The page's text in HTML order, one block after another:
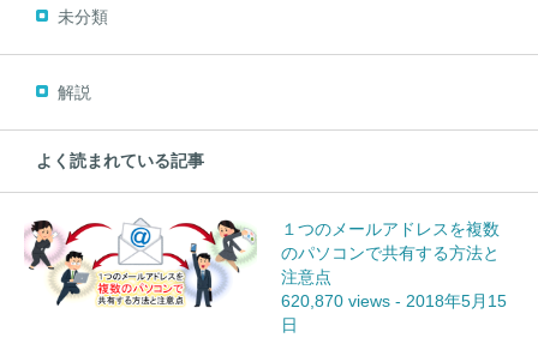
未分類
解説
よく読まれている記事
１つのメールアドレスを複数
のパソコンで共有する方法と
注意点
620,870 views - 2018年5月15
日